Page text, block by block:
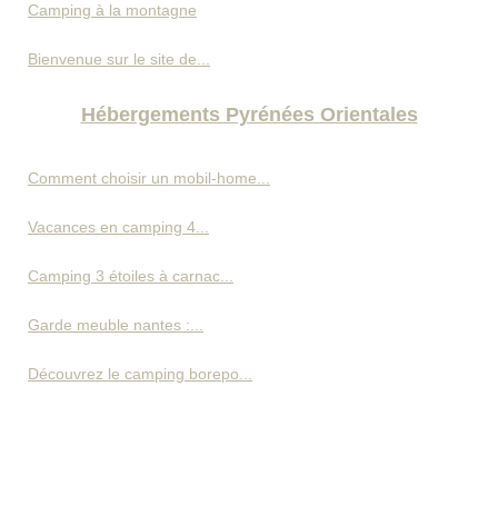
Camping à la montagne
Bienvenue sur le site de...
Hébergements Pyrénées Orientales
Comment choisir un mobil-home...
Vacances en camping 4...
Camping 3 étoiles à carnac...
Garde meuble nantes :...
Découvrez le camping borepo...